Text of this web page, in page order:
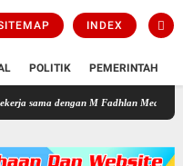
INDEX
POLITIK PEMERINTAH
dengan M Fadhlan Medika PROF